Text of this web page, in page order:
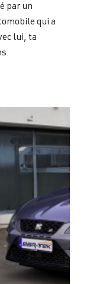
par un
qui a
lui, ta